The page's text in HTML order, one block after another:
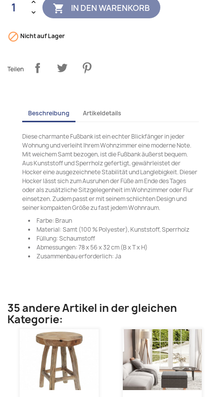
 IN DEN WARENKORB
 Nicht auf Lager
Teilen
Beschreibung Artikeldetails
Diese charmante Fußbank ist ein echter Blickfänger in jeder
Wohnung und verleiht Ihrem Wohnzimmer eine moderne Note.
Mit weichem Samt bezogen, ist die Fußbank äußerst bequem.
Aus Kunststoff und Sperrholz gefertigt, gewährleistet der
Hocker eine ausgezeichnete Stabilität und Langlebigkeit. Dieser
Hocker lässt sich zum Ausruhen der Füße am Ende des Tages
oder als zusätzliche Sitzgelegenheit im Wohnzimmer oder Flur
einsetzen. Zudem passt er mit seinem schlichten Design und
seiner kompakten Größe zu fast jedem Wohnraum.
Farbe: Braun
Material: Samt (100 % Polyester), Kunststoff, Sperrholz
Füllung: Schaumstoff
Abmessungen: 78 x 56 x 32 cm (B x T x H)
Zusammenbau erforderlich: Ja
35 andere Artikel in der gleichen
Kategorie: